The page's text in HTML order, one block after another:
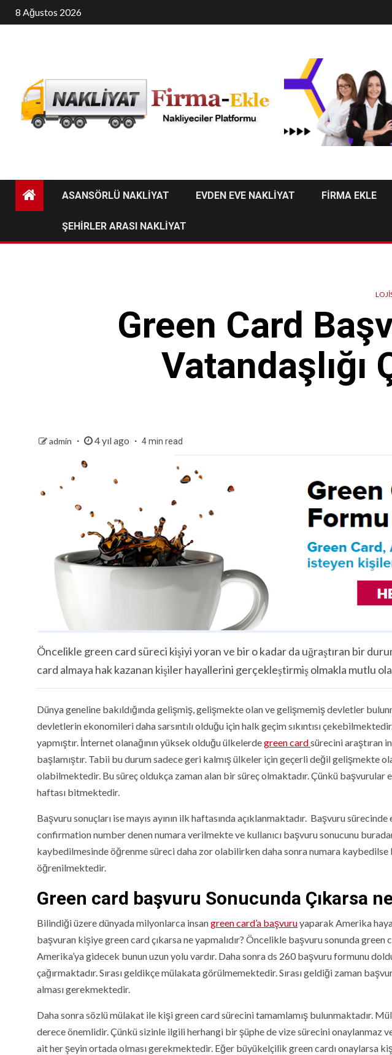
Skip
to
8 Ağustos 2026
ASANSÖRLÜ NAKLİYAT EVDEN EVE NAKLİYAT FİRMA EKLE
ŞEHİRLER ARASI NAKLİYAT
Green Card
Vatandaşlığı
admin 4 yıl ago 4 min read
Öncelikle green card süreci kişiyi yoran ve bir o kadar da uğraştıran bir
card almaya hak kazanan kişiler hayallerini gerçekleştirmiş olmakla mutlu
Dünya geneline bakıldığında gelişmiş, gelişmekte olan ve gelişmemiş devletler
devletlerin ekonomileri daha sarsıntılı olduğu için halk geçim sıkıntısı
yapmıştır. İnternet olanağının yüksek olduğu ülkelerdegreen cardsürecini araştıran
başlamıştır. Tabii bu durum sadece geri kalmış ülkeler için geçerli değil gelişmekte
olabilmektedir. Bu süreç oldukça zaman alan bir süreç olmaktadır. Çünkü başvurular
haftası bitmektedir.
Başvuru sonuçları ise mayıs ayının ilk haftasında açıklanmaktadır. Başvuru
confirmation number denen numara verilmekte ve kullanıcı başvuru sonucunu
kaybedilmesinde öğrenme süreci daha zor olabilirken daha sonra numara
öğrenilmektedir.
Green card başvuru Sonucunda Çıkarsa ne
Bilindiği üzere dünyada milyonlarca insangreen card’a başvuruyaparak Amerika
başvuran kişiye green card çıkarsa ne yapmalıdır? Öncelikle başvuru sonunda
Amerika’ya gidecek bunun uzun yolu vardır. Daha sonra ds 260 başvuru formunu
çağırmaktadır. Sırası geldikçe mülakata görülmemektedir. Sırası geldiği zaman
alması gerekmektedir.
Daha sonra sözlü mülakat ile kişi green card sürecini tamamlamış bulunmaktadır.
derece önemlidir. Çünkü sizinle ilgili herhangi bir şüphe de vize sürecini onaylanmaz
ait her şeyin ortada olması gerekmektedir. Eğer büyükelçilik green cardı onaylarsa